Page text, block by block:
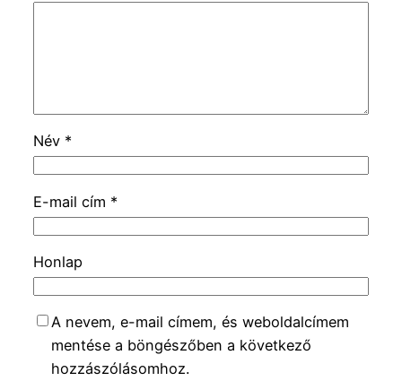
Név *
E-mail cím *
Honlap
A nevem, e-mail címem, és weboldalcímem
mentése a böngészőben a következő
hozzászólásomhoz.